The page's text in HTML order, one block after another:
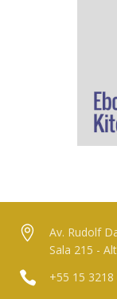
Av. Rudolf
Sala 215 -
+55 15 3218